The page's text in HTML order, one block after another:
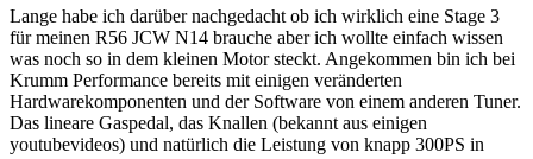
Lange habe ich darüber nachgedacht ob ich wirklich eine Stage 3
für meinen R56 JCW N14 brauche aber ich wollte einfach wissen
was noch so in dem kleinen Motor steckt. Angekommen bin ich bei
Krumm Performance bereits mit einigen veränderten
Hardwarekomponenten und der Software von einem anderen Tuner.
Das lineare Gaspedal, das Knallen (bekannt aus einigen
youtubevideos) und natürlich die Leistung von knapp 300PS in